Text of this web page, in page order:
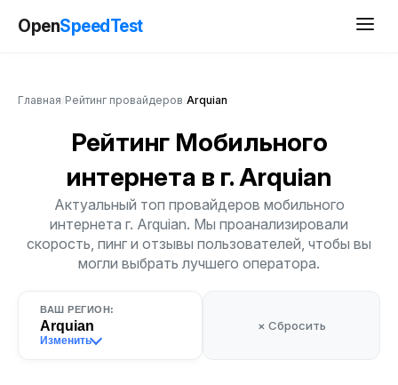
OpenSpeedTest
Главная Рейтинг провайдеров Arquian
Рейтинг Мобильного
интернета в г. Arquian
Актуальный топ провайдеров мобильного
интернета г. Arquian. Мы проанализировали
скорость, пинг и отзывы пользователей, чтобы вы
могли выбрать лучшего оператора.
ВАШ РЕГИОН:
Arquian
Изменить
× Сбросить